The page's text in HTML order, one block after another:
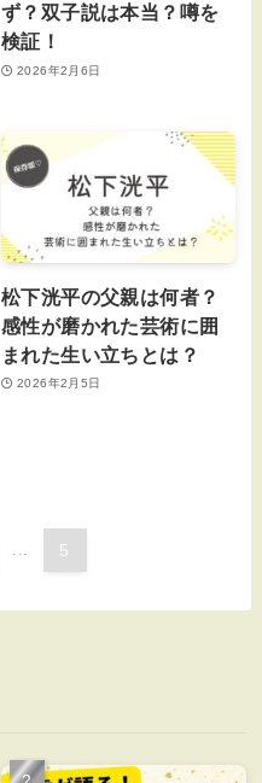
ず？双子説は本当？噂を
検証！
2026年2月6日
松下洸平の父親は何者？
感性が磨かれた芸術に囲
まれた生い立ちとは？
2026年2月5日
5